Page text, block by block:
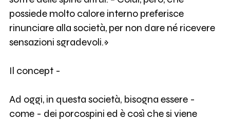
possiede molto calore interno preferisce
rinunciare alla società, per non dare né ricevere
sensazioni sgradevoli.»
Il concept -
Ad oggi, in questa società, bisogna essere -
come - dei porcospini ed è così che si viene